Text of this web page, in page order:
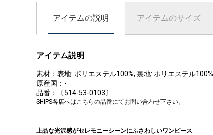
カチューシャ
アイテムの説明 アイテムのサイズ
アイテム説明
素材：表地: ポリエステル100%, 裏地: ポリエステル100%
原産国：-
品番：〔514-53-0103〕
SHIPS各店へはこちらの品番にてお問い合わせ下さい。
上品な光沢感がセレモニーシーンにふさわしいワンピース